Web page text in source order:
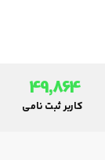
49,864
کاربر ثبت نامی